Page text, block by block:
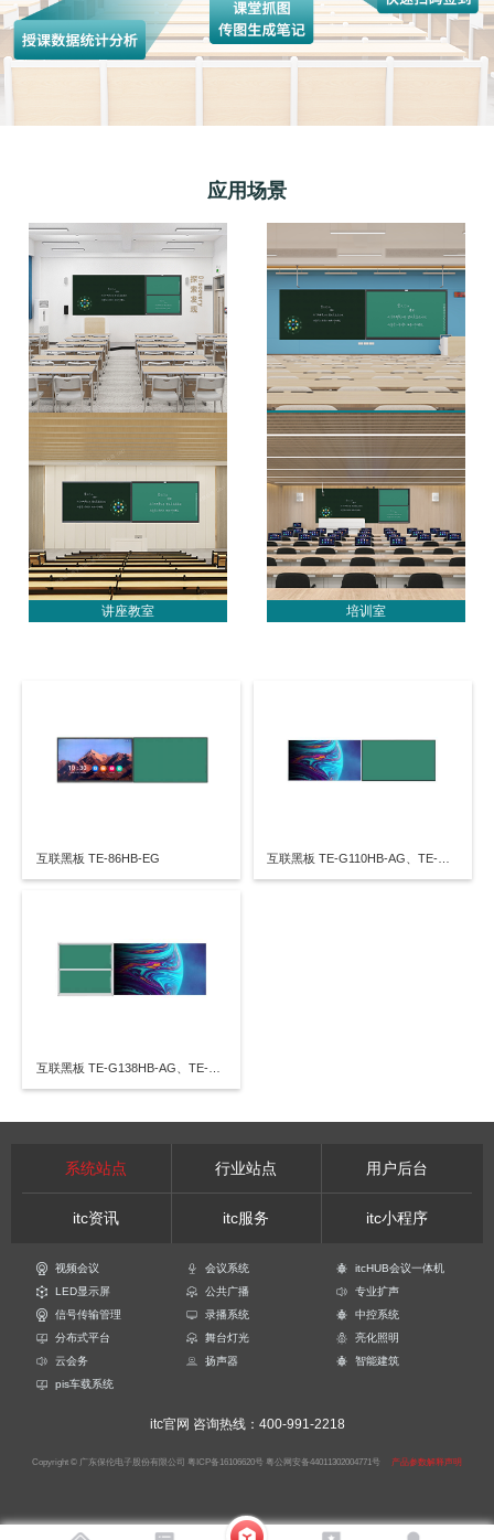
应用场景
标准教室 阶梯教室
讲座教室 培训室
互联黑板 TE-86HB-EG
互联黑板 TE-G138HB-AG、TE-G138HB-TG、TE-G165HB-AG、TE-G165HB-TG
系统站点 行业站点 用户后台
itc资讯 itc服务 itc小程序
视频会议 会议系统
itcHUB会议一体机
LED显示屏
公共广播
专业扩声
信号传输管理
录播系统
中控系统
分布式平台
舞台灯光
亮化照明
云会务
扬声器
智能建筑
pis车载系统
itc官网 咨询热线：400-991-2218
Copyright © 广东保伦电子股份有限公司 粤ICP备16106620号 粤公网安备44011302004771号 产品参数解释声明